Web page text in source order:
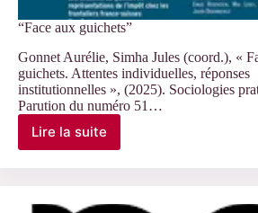
“Face aux guichets”
Gonnet Aurélie, Simha Jules (coord.), «
guichets. Attentes individuelles, réponses
institutionnelles », (2025). Sociologies
Parution du numéro 51…
Lire la suite
“Face